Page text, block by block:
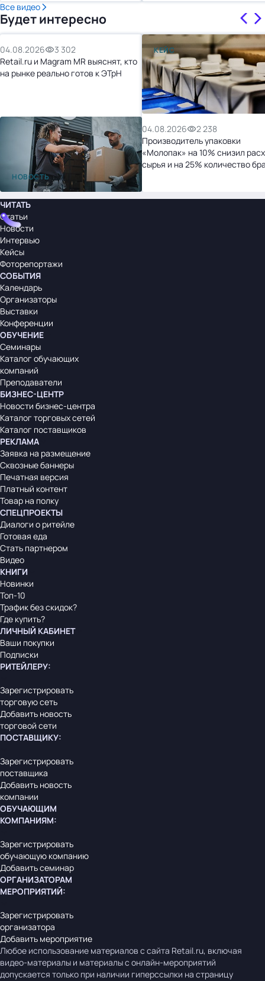
Все видео
Будет интересно
НОВОСТЬ
04.08.2026
3 302
Retail.ru и Magram MR выяснят, кто
на рынке реально готов к ЭТрН
КЕЙС
04.08.2026
2 238
Производитель упаковки
«Молопак» на 10% снизил
сырья и на 25% количество
ЧИТАТЬ
Статьи
Новости
Интервью
Кейсы
Фоторепортажи
СОБЫТИЯ
Календарь
Организаторы
Выставки
Конференции
ОБУЧЕНИЕ
Семинары
Каталог обучающих
компаний
Преподаватели
БИЗНЕС-ЦЕНТР
Новости бизнес-центра
Каталог торговых сетей
Каталог поставщиков
РЕКЛАМА
Заявка на размещение
Сквозные баннеры
Печатная версия
Платный контент
Товар на полку
СПЕЦПРОЕКТЫ
Диалоги о ритейле
Готовая еда
Стать партнером
Видео
КНИГИ
Новинки
Топ-10
Трафик без скидок?
Где купить?
ЛИЧНЫЙ КАБИНЕТ
Ваши покупки
Подписки
РИТЕЙЛЕРУ:
Зарегистрировать
торговую сеть
Добавить новость
торговой сети
ПОСТАВЩИКУ:
Зарегистрировать
поставщика
Добавить новость
компании
ОБУЧАЮЩИМ
КОМПАНИЯМ:
Зарегистрировать
обучающую компанию
Добавить семинар
ОРГАНИЗАТОРАМ
МЕРОПРИЯТИЙ:
Зарегистрировать
организатора
Добавить мероприятие
Любое использование материалов с сайта Retail.ru, включая
видео-материалы и материалы с онлайн-мероприятий
допускается только при наличии гиперссылки на страницу